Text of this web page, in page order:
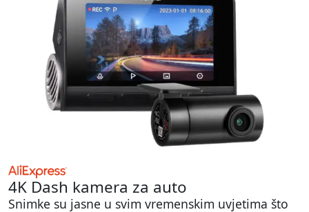
4K Dash kamera za auto
Snimke su jasne u svim vremenskim uvjetima što